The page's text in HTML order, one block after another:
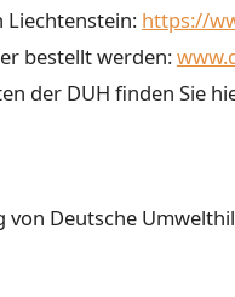
Liechtenstein: https://
bestellt werden:
der DUH finden Sie
Deutsche